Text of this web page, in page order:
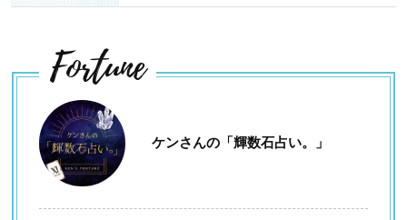
Fortune
ケンさんの「輝数石占い。」